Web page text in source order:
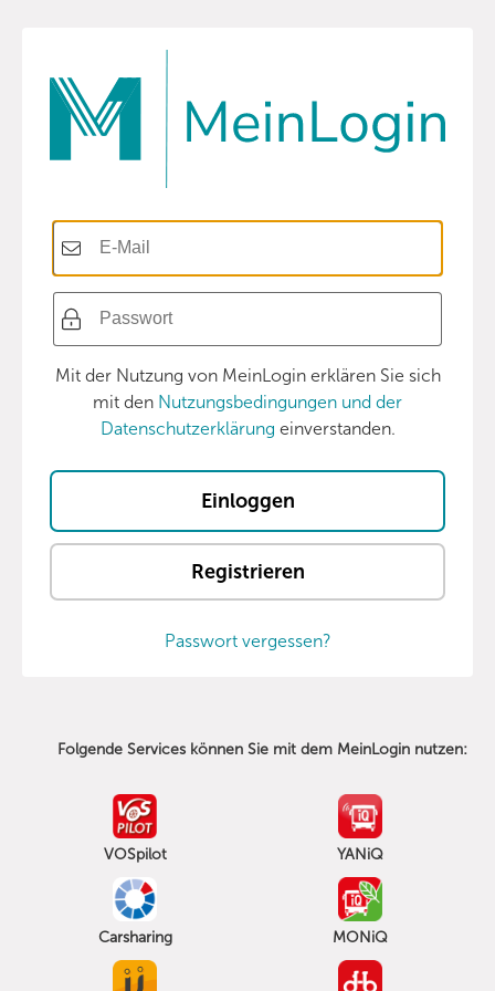
Mit der Nutzung von MeinLogin erklären Sie sich
mit den Nutzungsbedingungen und der
Datenschutzerklärung einverstanden.
Registrieren
Passwort vergessen?
Folgende Services können Sie mit dem MeinLogin nutzen:
VOSpilot YANiQ
Carsharing MONiQ